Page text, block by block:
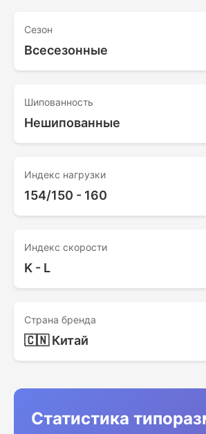
Сезон
Всесезонные
Шипованность
Нешипованные
Индекс нагрузки
154/150 - 160
Индекс скорости
K - L
Страна бренда
🇨🇳 Китай
Статистика